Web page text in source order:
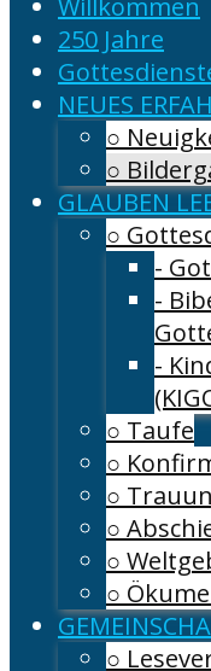
Willkommen
250 Jahre
NEUES
○
○
GLAUBEN
○
-
-
-
○ Taufe
○
○
○
○
○
○